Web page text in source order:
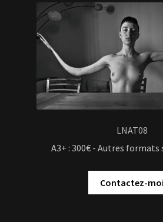
LNAT08
A3+ : 300€ - Autres formats
Contactez-moi